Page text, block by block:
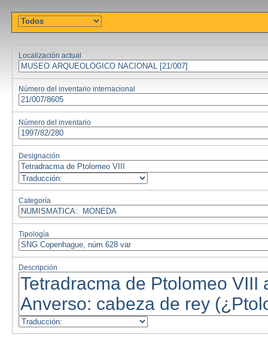
Localización actual
Número del inventario internacional
Número del inventario
Designación
Categoría
Tipología
Descripción